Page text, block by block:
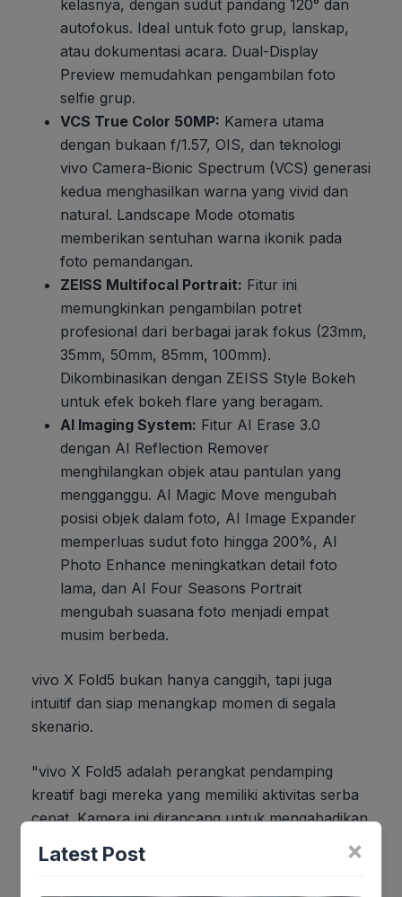
kelasnya, dengan sudut pandang 120° dan
autofokus. Ideal untuk foto grup, lanskap,
atau dokumentasi acara. Dual-Display
Preview memudahkan pengambilan foto
selfie grup.
VCS True Color 50MP: Kamera utama
dengan bukaan f/1.57, OIS, dan teknologi
vivo Camera-Bionic Spectrum (VCS) generasi
kedua menghasilkan warna yang vivid dan
natural. Landscape Mode otomatis
memberikan sentuhan warna ikonik pada
foto pemandangan.
ZEISS Multifocal Portrait: Fitur ini
memungkinkan pengambilan potret
profesional dari berbagai jarak fokus (23mm,
35mm, 50mm, 85mm, 100mm).
Dikombinasikan dengan ZEISS Style Bokeh
untuk efek bokeh flare yang beragam.
AI Imaging System: Fitur AI Erase 3.0
dengan AI Reflection Remover
menghilangkan objek atau pantulan yang
mengganggu. AI Magic Move mengubah
posisi objek dalam foto, AI Image Expander
memperluas sudut foto hingga 200%, AI
Photo Enhance meningkatkan detail foto
lama, dan AI Four Seasons Portrait
mengubah suasana foto menjadi empat
musim berbeda.
vivo X Fold5 bukan hanya canggih, tapi juga
intuitif dan siap menangkap momen di segala
skenario.
"vivo X Fold5 adalah perangkat pendamping
kreatif bagi mereka yang memiliki aktivitas serba
cepat. Kamera ini dirancang untuk mengabadikan
termasuk lewat ZEISS Telephoto Camera dengan
×
Latest Post